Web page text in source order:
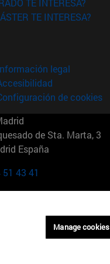
TE INTERESA?
TE INTERESA?
legal
de cookies
de Sta. Marta, 3
España
43 41
Straße 15 81675
Manage cookies